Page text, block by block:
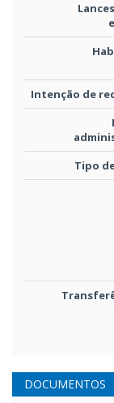
Intenção de
Tipo
DOCUMENTOS